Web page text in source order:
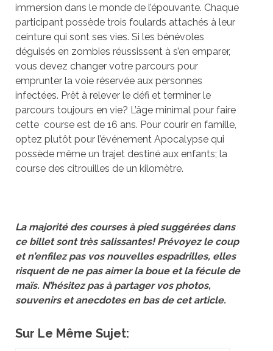
immersion dans le monde de l’épouvante. Chaque
participant possède trois foulards attachés à leur
ceinture qui sont ses vies. Si les bénévoles
déguisés en zombies réussissent à s’en emparer,
vous devez changer votre parcours pour
emprunter la voie réservée aux personnes
infectées. Prêt à relever le défi et terminer le
parcours toujours en vie? L’âge minimal pour faire
cette course est de 16 ans. Pour courir en famille,
optez plutôt pour l’événement Apocalypse qui
possède même un trajet destiné aux enfants; la
course des citrouilles de un kilomètre.
La majorité des courses à pied suggérées dans
ce billet sont très salissantes! Prévoyez le coup
et n’enfilez pas vos nouvelles espadrilles, elles
risquent de ne pas aimer la boue et la fécule de
maïs. N’hésitez pas à partager vos photos,
souvenirs et anecdotes en bas de cet article.
Sur Le Même Sujet: